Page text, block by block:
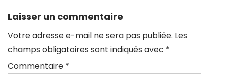
Laisser un commentaire
Votre adresse e-mail ne sera pas publiée. Les
champs obligatoires sont indiqués avec *
Commentaire *